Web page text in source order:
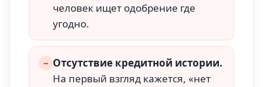
человек ищет одобрение где
угодно.
− Отсутствие кредитной истории.
На первый взгляд кажется, «нет